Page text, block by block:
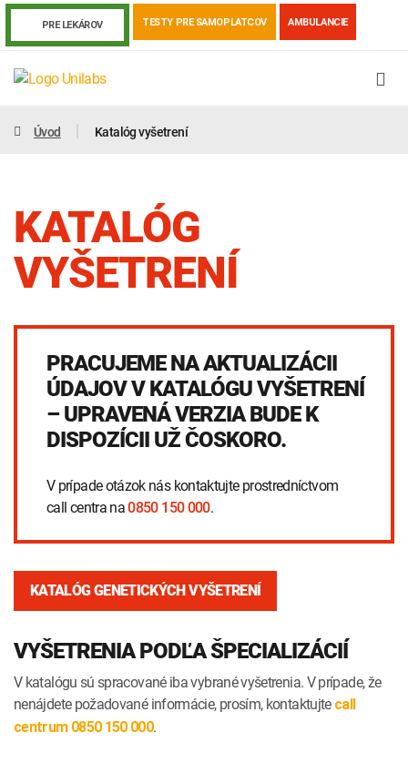
PRE LEKÁROV TESTY PRE SAMOPLATCOV AMBULANCIE
Výsledky vyšetrení Kortizol Odberová príručka
INTOLERANCIA POTRAVÍN Lymská borelióza
Úvod Katalóg vyšetrení
KATALÓG
VYŠETRENÍ
PRACUJEME NA AKTUALIZÁCII
ÚDAJOV V KATALÓGU VYŠETRENÍ
– UPRAVENÁ VERZIA BUDE K
DISPOZÍCII UŽ ČOSKORO.
V prípade otázok nás kontaktujte prostredníctvom
call centra na0850 150 000.
KATALÓG GENETICKÝCH VYŠETRENÍ
VYŠETRENIA PODĽA ŠPECIALIZÁCIÍ
V katalógu sú spracované iba vybrané vyšetrenia. V prípade, že
nenájdete požadované informácie, prosím, kontaktujte call
centrum 0850 150 000.